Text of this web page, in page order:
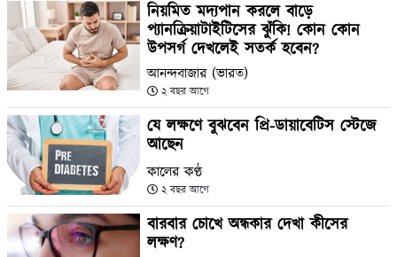
নিয়মিত মদ্যপান করলে বাড়ে
প্যানক্রিয়াটাইটিসের ঝুঁকি! কোন কোন
উপসর্গ দেখলেই সতর্ক হবেন?
আনন্দবাজার (ভারত)
২ বছর আগে
যে লক্ষণে বুঝবেন প্রি-ডায়াবেটিস স্টেজে
আছেন
কালের কণ্ঠ
২ বছর আগে
বারবার চোখে অন্ধকার দেখা কীসের
লক্ষণ?